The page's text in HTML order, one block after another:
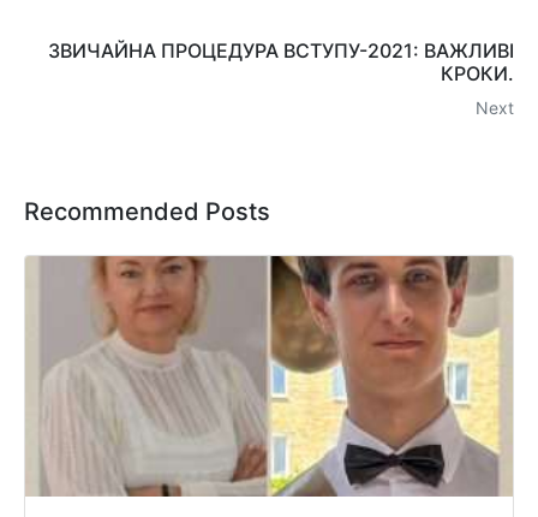
ЗВИЧАЙНА ПРОЦЕДУРА ВСТУПУ-2021: ВАЖЛИВІ
КРОКИ.
Next
Recommended Posts